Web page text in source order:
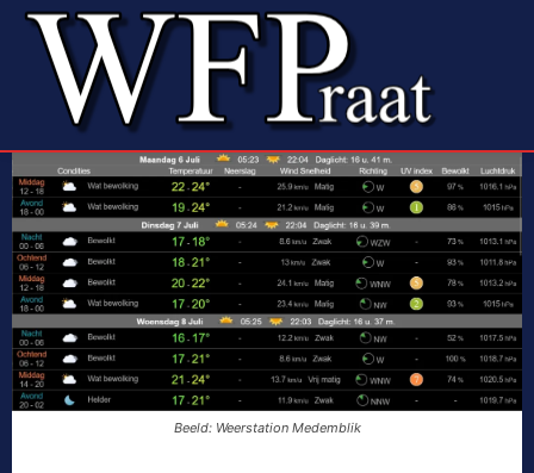
Beeld: Weerstation Medemblik